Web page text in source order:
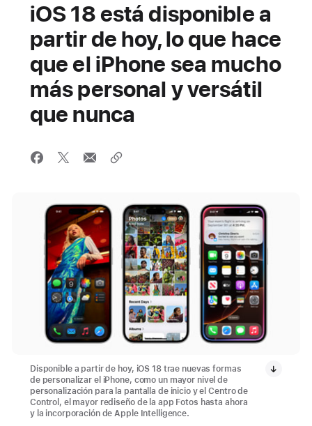
iOS 18 está disponible a
partir de hoy, lo que hace
que el iPhone sea mucho
más personal y versátil
que nunca
Disponible a partir de hoy, iOS 18 trae nuevas formas
de personalizar el iPhone, como un mayor nivel de
personalización para la pantalla de inicio y el Centro de
Control, el mayor rediseño de la app Fotos hasta ahora
y la incorporación de Apple Intelligence.